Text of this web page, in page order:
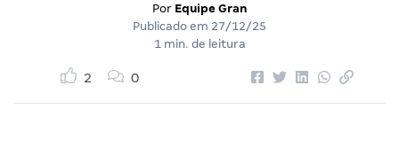
Por Equipe Gran
Publicado em 27/12/25
1 min. de leitura
2 0